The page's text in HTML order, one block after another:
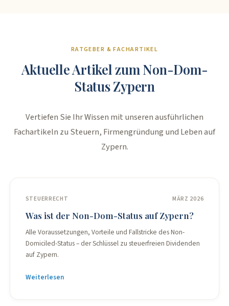
RATGEBER & FACHARTIKEL
Aktuelle Artikel zum Non-Dom-
Status Zypern
Vertiefen Sie Ihr Wissen mit unseren ausführlichen
Fachartikeln zu Steuern, Firmengründung und Leben auf
Zypern.
STEUERRECHT MÄRZ 2026
Was ist der Non-Dom-Status auf Zypern?
Alle Voraussetzungen, Vorteile und Fallstricke des Non-
Domiciled-Status – der Schlüssel zu steuerfreien Dividenden
auf Zypern.
Weiterlesen